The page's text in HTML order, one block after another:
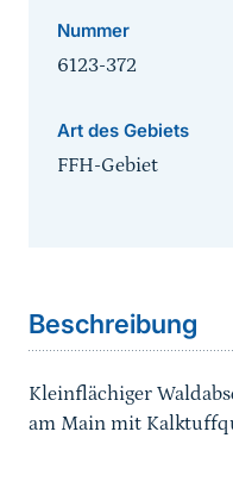
Nummer
6123-372
Art des Gebiets
FFH-Gebiet
Beschreibung
Kleinflächiger
am Main mit